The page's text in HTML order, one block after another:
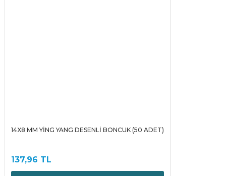
14X8 MM YİNG YANG DESENLİ BONCUK (50 ADET)
137,96 TL